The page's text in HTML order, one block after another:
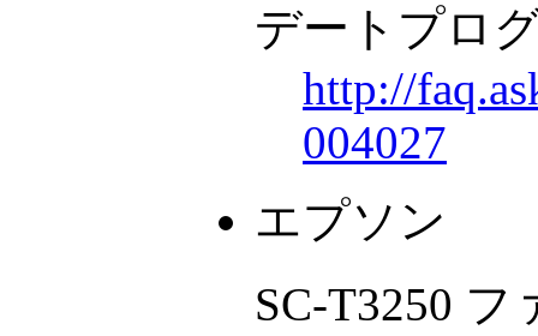
デートプロ
http://
004027
エプソン
SC-T3250